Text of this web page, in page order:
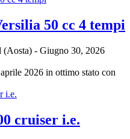
50 cc 4 tempi
(Aosta) - Giugno 30, 2026
2026 in ottimo stato con
cruiser i.e.